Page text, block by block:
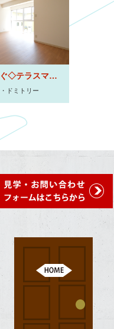
表参道ヒルズすぐ◇テラスマリーナ表参道◇【人気物件・女性専用】駅近3分
ドミトリー